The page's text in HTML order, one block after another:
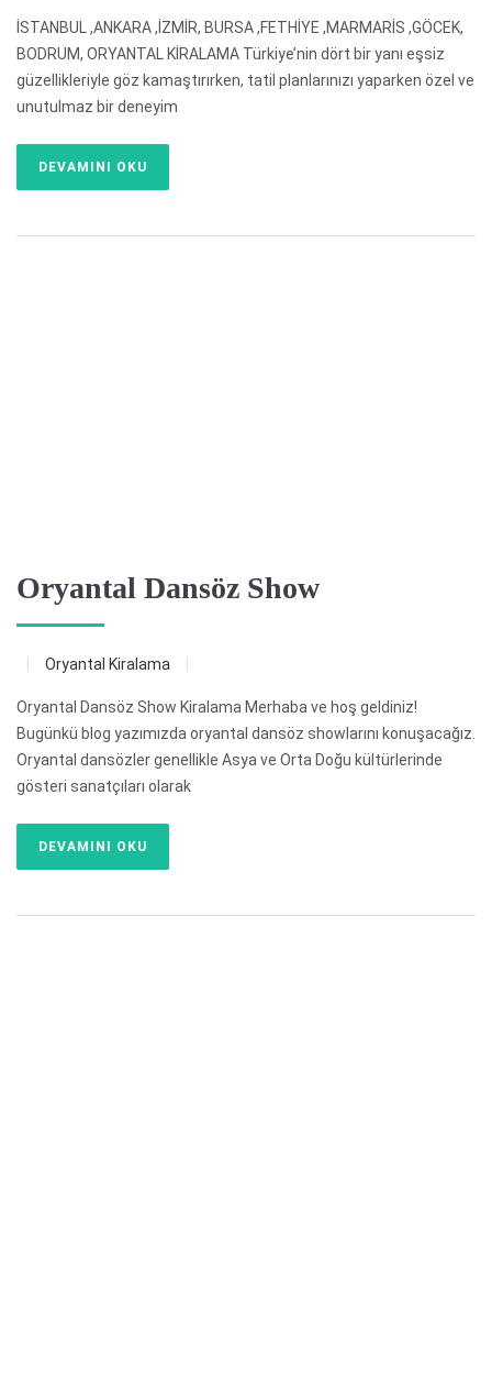
İSTANBUL ,ANKARA ,İZMİR, BURSA ,FETHİYE ,MARMARİS ,GÖCEK,
BODRUM, ORYANTAL KİRALAMA Türkiye’nin dört bir yanı eşsiz
güzellikleriyle göz kamaştırırken, tatil planlarınızı yaparken özel ve
unutulmaz bir deneyim
DEVAMINI OKU
Oryantal Dansöz Show
Oryantal Kiralama
Oryantal Dansöz Show Kiralama Merhaba ve hoş geldiniz!
Bugünkü blog yazımızda oryantal dansöz showlarını konuşacağız.
Oryantal dansözler genellikle Asya ve Orta Doğu kültürlerinde
gösteri sanatçıları olarak
DEVAMINI OKU